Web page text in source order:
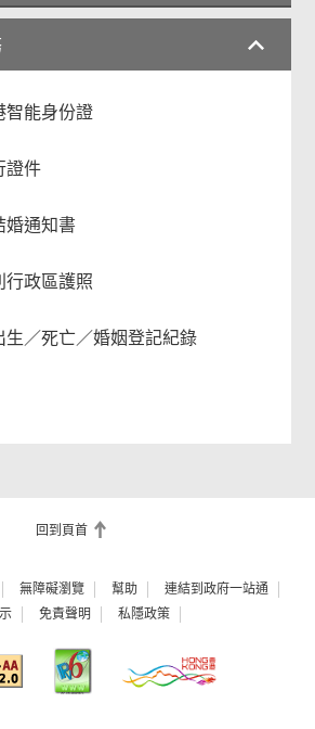
智能身份證
證件
婚通知書
行政區護照
生／死亡／婚姻登記紀錄
回到頁首
無障礙瀏覽 幫助
連結到政府一站通
免責聲明 私隱政策